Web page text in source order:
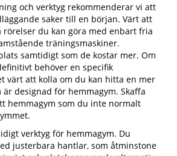
och verktyg rekommenderar vi att
saker till en början. Värt att
rörelser du kan göra med enbart fria
träningsmaskiner.
samtidigt som de kostar mer. Om
behöver en specifik
värt att kolla om du kan hitta en mer
är designad för hemmagym. Skaffa
hemmagym som du inte normalt
verktyg för hemmagym. Du
justerbara hantlar, som åtminstone